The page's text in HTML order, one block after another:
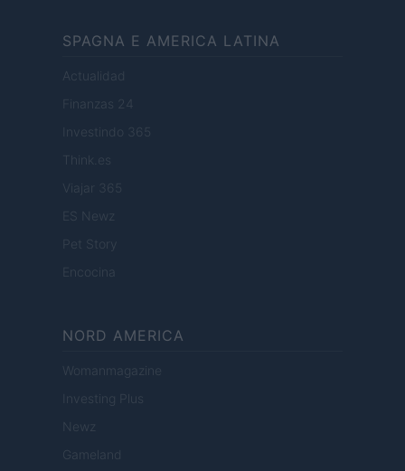
SPAGNA E AMERICA LATINA
Actualidad
Finanzas 24
Investindo 365
Think.es
Viajar 365
ES Newz
Pet Story
Encocina
NORD AMERICA
Womanmagazine
Investing Plus
Newz
Gameland